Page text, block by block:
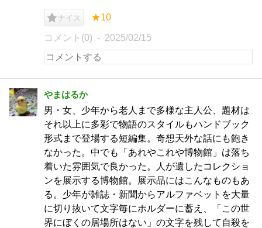
ナイス ★10
コメント(0) 2025/02/15
やまはるか
男・女、少年から老人まで多様な主人公、題材は
それ以上に多彩で物語のスタイルもハンドブック
形式まで登場する短編集。奇想天外な話にも飽き
なかった。中でも「あれやこれや博物館」は落ち
着いた雰囲気で良かった。人が遺したコレクショ
ンを展示する博物館。展示品にはこんなものもあ
る。少年が雑誌・新聞からアルファベットを大量
に切り抜いて文字毎にホルダーに蓄え、「この世
界にぼくの居場所はない」の文字を残して自殺を